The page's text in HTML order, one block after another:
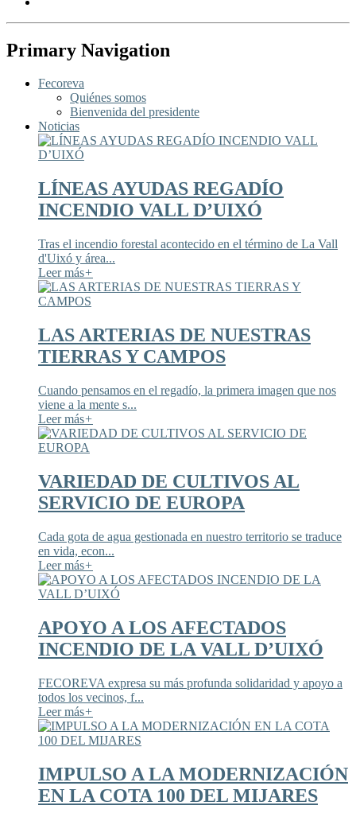
Primary Navigation
Fecoreva
Quiénes somos
Bienvenida del presidente
Noticias
LÍNEAS AYUDAS REGADÍO
INCENDIO VALL D’UIXÓ
Tras el incendio forestal acontecido en el término de La Vall
d'Uixó y área...
Leer más+
LAS ARTERIAS DE NUESTRAS
TIERRAS Y CAMPOS
Cuando pensamos en el regadío, la primera imagen que nos
viene a la mente s...
Leer más+
VARIEDAD DE CULTIVOS AL
SERVICIO DE EUROPA
Cada gota de agua gestionada en nuestro territorio se traduce
en vida, econ...
Leer más+
APOYO A LOS AFECTADOS
INCENDIO DE LA VALL D’UIXÓ
FECOREVA expresa su más profunda solidaridad y apoyo a
todos los vecinos, f...
Leer más+
IMPULSO A LA MODERNIZACIÓN
EN LA COTA 100 DEL MIJARES